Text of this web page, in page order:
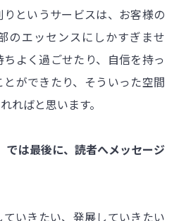
というサービスは、お客様の
のエッセンスにしかすぎませ
よく過ごせたり、自信を持っ
ができたり、そういった空間
ればと思います。
では最後に、読者へメッセージ
いきたい、発展していきたい